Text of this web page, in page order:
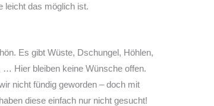
leicht das möglich ist.
Es gibt Wüste, Dschungel, Höhlen,
Hier bleiben keine Wünsche offen.
nicht fündig geworden – doch mit
diese einfach nur nicht gesucht!